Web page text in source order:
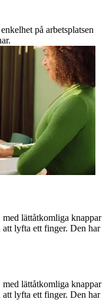
på arbetsplatsen
lättåtkomliga knappar
att lyfta ett finger. Den har
lättåtkomliga knappar
att lyfta ett finger. Den har